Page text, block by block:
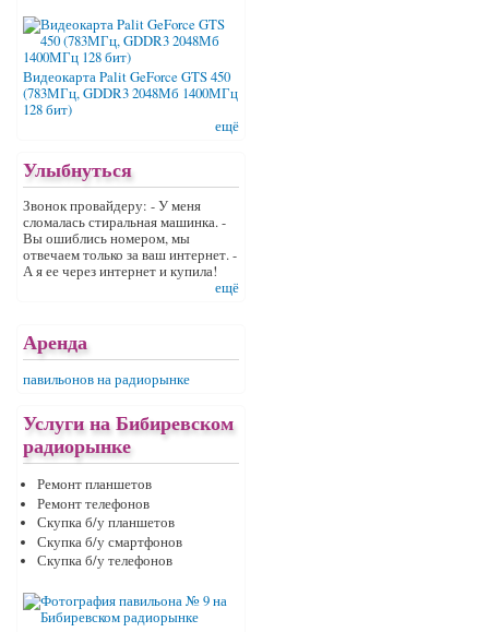
Видеокарта Palit GeForce GTS 450
(783МГц, GDDR3 2048Мб 1400МГц
128 бит)
ещё
Улыбнуться
Звонок провайдеру: - У меня
сломалась стиральная машинка. -
Вы ошиблись номером, мы
отвечаем только за ваш интернет. -
А я ее через интернет и купила!
ещё
Аренда
павильонов на радиорынке
Услуги на Бибиревском
радиорынке
Ремонт планшетов
Ремонт телефонов
Скупка б/у планшетов
Скупка б/у смартфонов
Скупка б/у телефонов